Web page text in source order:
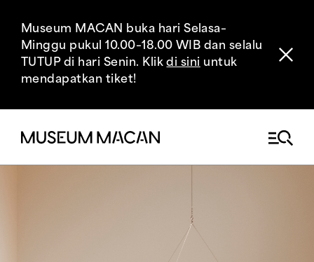
Museum MACAN buka hari Selasa–
Minggu pukul 10.00–18.00 WIB dan selalu
TUTUP di hari Senin. Klikdi sini untuk
mendapatkan tiket!